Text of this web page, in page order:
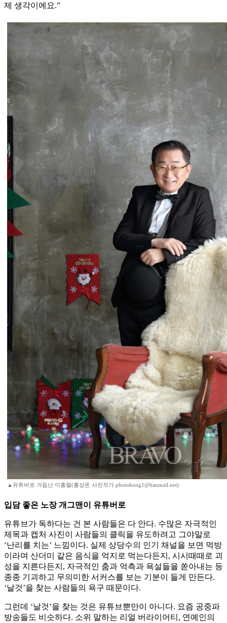
제 생각이에요.”
▲유튜버로 거듭난 이홍렬(홍상돈 사진작가 photohong1@hanmail.net)
입담 좋은 노장 개그맨이 유튜버로
유튜브가 독하다는 건 본 사람들은 다 안다. 수많은 자극적인
제목과 캡처 사진이 사람들의 클릭을 유도하려고 그야말로
‘난리를 치는’ 느낌이다. 실제 상당수의 인기 채널을 보면 먹방
이라며 산더미 같은 음식을 억지로 먹는다든지, 시시때때로 괴
성을 지른다든지, 자극적인 춤과 억측과 욕설들을 쏟아내는 등
종종 기괴하고 무의미한 서커스를 보는 기분이 들게 만든다.
‘날것’을 찾는 사람들의 욕구 때문이다.
그런데 ‘날것’을 찾는 것은 유튜브뿐만이 아니다. 요즘 공중파
방송들도 비슷하다. 소위 말하는 리얼 버라이어티, 연예인의